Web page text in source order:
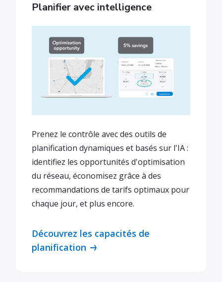
Planifier avec intelligence
Prenez le contrôle avec des outils de
planification dynamiques et basés sur l'IA :
identifiez les opportunités d'optimisation
du réseau, économisez grâce à des
recommandations de tarifs optimaux pour
chaque jour, et plus encore.
Découvrez les capacités de
planification